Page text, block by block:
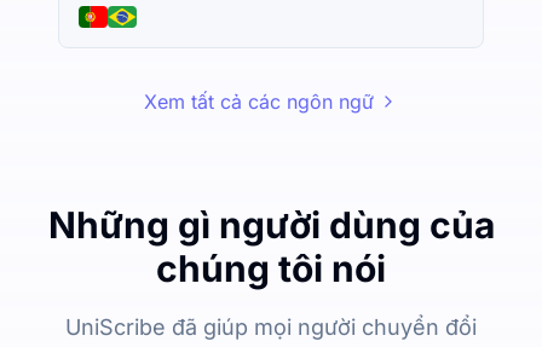
Xem tất cả các ngôn ngữ
Những gì người dùng của
chúng tôi nói
UniScribe đã giúp mọi người chuyển đổi